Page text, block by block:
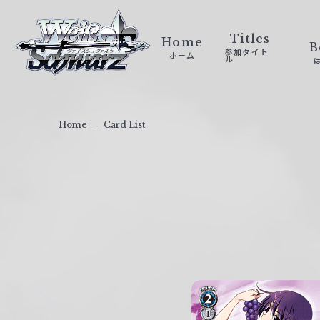
ァ
Home
ホーム
Titles
参加タイト
ル
Home Card List